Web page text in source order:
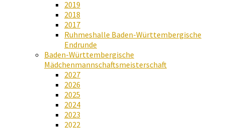
2019
2018
2017
Ruhmeshalle Baden-Württembergische
Endrunde
Baden-Württembergische
Mädchenmannschaftsmeisterschaft
2027
2026
2025
2024
2023
2022